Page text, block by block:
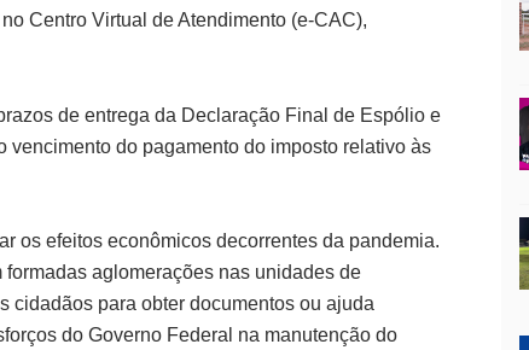
Centro Virtual de Atendimento (e-CAC),
de entrega da Declaração Final de Espólio e
do pagamento do imposto relativo às
os efeitos econômicos decorrentes da pandemia.
aglomerações nas unidades de
cidadãos para obter documentos ou ajuda
do Governo Federal na manutenção do